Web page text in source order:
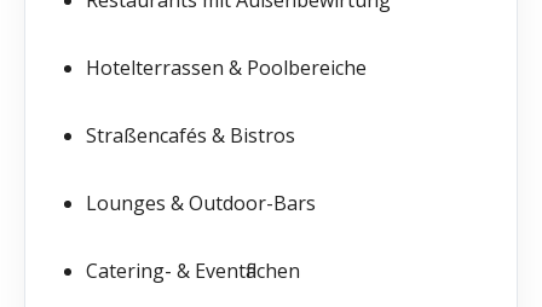
Hotelterrassen & Poolbereiche
Straßencafés & Bistros
Lounges & Outdoor-Bars
Catering- & Eventflächen